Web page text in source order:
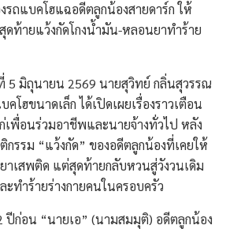
รถแบคโฮแฉอดีตลูกน้องสายดาร์ก ให้
ดท้ายแว้งกัดโกงน้ำมัน-หลอนยาทำร้าย
5 มิถุนายน 2569 นายสุวิทย์ กลิ่นสุวรรณ
โฮขนาดเล็ก ได้เปิดเผยเรื่องราวเตือน
พื่อนร่วมอาชีพและนายจ้างทั่วไป หลัง
รรม “แว้งกัด” ของอดีตลูกน้องที่เคยให้
าเสพติด แต่สุดท้ายกลับหวนสู่วังวนเดิม
ทำร้ายร่างกายคนในครอบครัว
ปีก่อน “นายเอ” (นามสมมุติ) อดีตลูกน้อง